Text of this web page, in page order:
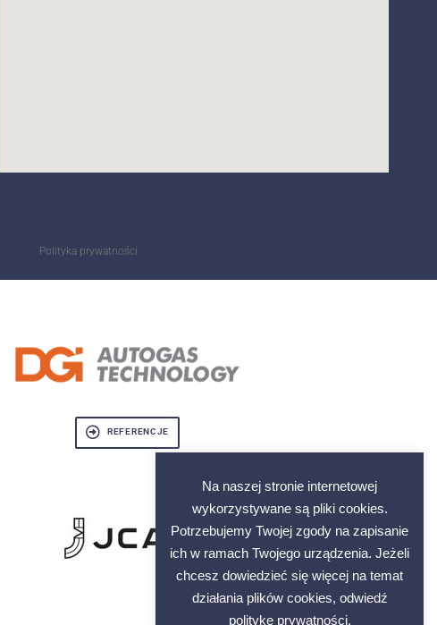
Polityka prywatności
REFERENCJE
Na naszej stronie internetowej
wykorzystywane są pliki cookies.
Potrzebujemy Twojej zgody na zapisanie
ich w ramach Twojego urządzenia. Jeżeli
chcesz dowiedzieć się więcej na temat
działania plików cookies, odwiedź
politykę prywatności.